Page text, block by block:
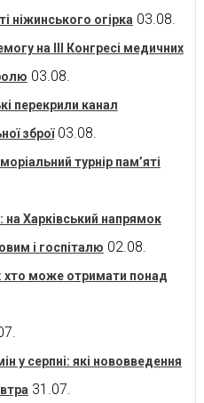
ніжинського огірка 03.08.
на ІІІ Конгресі медичних
03.08.
перекрили канал
зброї 03.08.
турнір пам’яті
на Харківський напрямок
і госпіталю 02.08.
хто може отримати понад
у серпні: які нововведення
31.07.